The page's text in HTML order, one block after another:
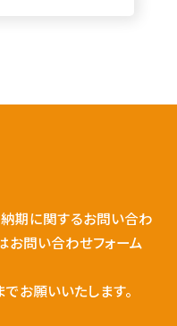
納期に関するお問い合わ
お問い合わせフォーム
お願いいたします。